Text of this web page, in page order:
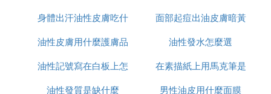
在臉上輕輕推動泡泡，能迅速溶解污垢和彩妝殘留，
它還含有多種保濕舒緩成份，在深層潔凈肌膚的同
時，也能讓肌膚更加的水潤清透。
起速
身體出汗油性皮膚吃什
麼葯
面部起痘出油皮膚暗黃
怎麼辦
油性皮膚用什麼護膚品
可以祛痘
油性發水怎麼選
油性記號寫在白板上怎
麼擦掉
在素描紙上用馬克筆是
水性和油性有什麼區別
油性發質是缺什麼
男性油皮用什麼面膜